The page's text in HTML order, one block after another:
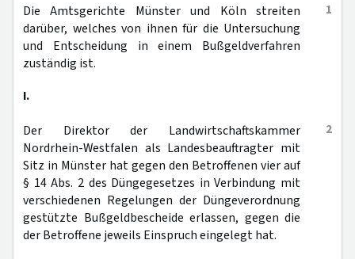
1
Die Amtsgerichte Münster und Köln streiten
darüber, welches von ihnen für die Untersuchung
und Entscheidung in einem Bußgeldverfahren
zuständig ist.
I.
2
Der Direktor der Landwirtschaftskammer
Nordrhein-Westfalen als Landesbeauftragter mit
Sitz in Münster hat gegen den Betroffenen vier auf
§ 14 Abs. 2 des Düngegesetzes in Verbindung mit
verschiedenen Regelungen der Düngeverordnung
gestützte Bußgeldbescheide erlassen, gegen die
der Betroffene jeweils Einspruch eingelegt hat.